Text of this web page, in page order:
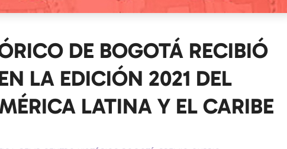
DE BOGOTÁ RECIBIÓ
LA EDICIÓN 2021 DEL
LATINA Y EL CARIBE